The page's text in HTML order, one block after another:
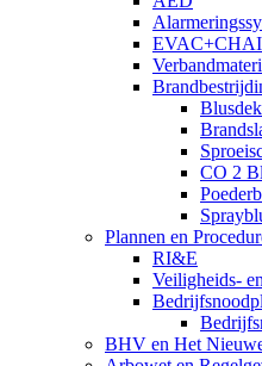
CO 2
Plannen en
RI&E
Veiligheids-
BHV en Het